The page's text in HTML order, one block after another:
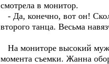
смотрела в монитор.
- Да, конечно, вот он!
второго танца. Весьма
На мониторе высокий
момента съемки. Жанна